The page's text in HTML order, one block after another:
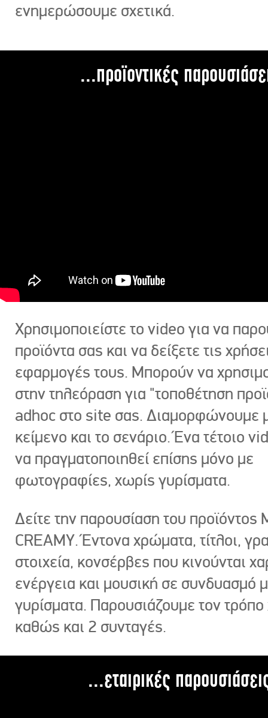
ενημερώσουμε σχετικά.
...προϊοντικές
Χρησιμοποιείστε το video για να
προϊόντα σας και να δείξετε τις
εφαρμογές τους. Μπορούν να
στην τηλεόραση για "τοποθέτηση
adhoc στο site σας. Διαμορφώνουμε
κείμενο και το σενάριο. Ένα τέτοιο
να πραγματοποιηθεί επίσης μόνο με
φωτογραφίες, χωρίς γυρίσματα.
Δείτε την παρουσίαση του προϊόντος
CREAMY. Έντονα χρώματα, τίτλοι,
στοιχεία, κονσέρβες που κινούνται
ενέργεια και μουσική σε συνδυασμό
γυρίσματα. Παρουσιάζουμε τον
καθώς και 2 συνταγές.
...εταιρικές